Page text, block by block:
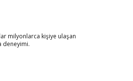
milyonlarca kişiye ulaşan
deneyimi.